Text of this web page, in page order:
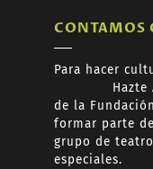
CONTAMOS
Para hacer
Hazte
de la
formar parte
grupo de
especiales.